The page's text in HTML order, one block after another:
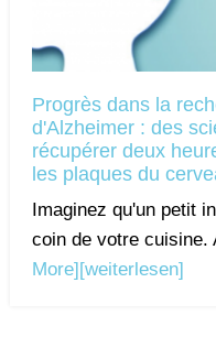
Progrès dans la
d'Alzheimer : des
récupérer deux
les plaques du
Imaginez qu'un petit
coin de votre cuisine.
More][weiterlesen]